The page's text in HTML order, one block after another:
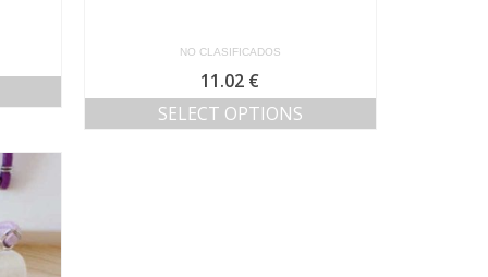
NO CLASIFICADOS
11.02 €
SELECT OPTIONS